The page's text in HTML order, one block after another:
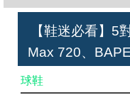
【鞋迷必看】5
Max 720、
球鞋